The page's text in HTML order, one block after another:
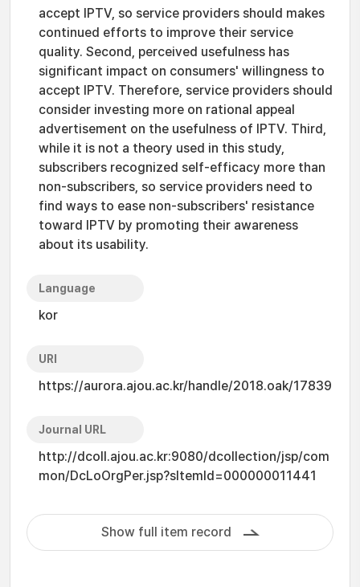
accept IPTV, so service providers should makes
continued efforts to improve their service
quality. Second, perceived usefulness has
significant impact on consumers' willingness to
accept IPTV. Therefore, service providers should
consider investing more on rational appeal
advertisement on the usefulness of IPTV. Third,
while it is not a theory used in this study,
subscribers recognized self-efficacy more than
non-subscribers, so service providers need to
find ways to ease non-subscribers' resistance
toward IPTV by promoting their awareness
about its usability.
Language
kor
URI
https://aurora.ajou.ac.kr/handle/2018.oak/17839
Journal URL
http://dcoll.ajou.ac.kr:9080/dcollection/jsp/com
mon/DcLoOrgPer.jsp?sItemId=000000011441
Show full item record